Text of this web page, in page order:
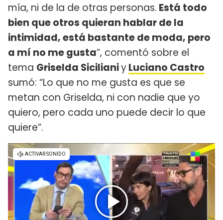
mía, ni de la de otras personas. Está todo
bien que otros quieran hablar de la
intimidad, está bastante de moda, pero
a mí no me gusta”, comentó sobre el
tema Griselda SicilianiyLuciano Castro
sumó: “Lo que no me gusta es que se
metan con Griselda, ni con nadie que yo
quiero, pero cada uno puede decir lo que
quiere”.